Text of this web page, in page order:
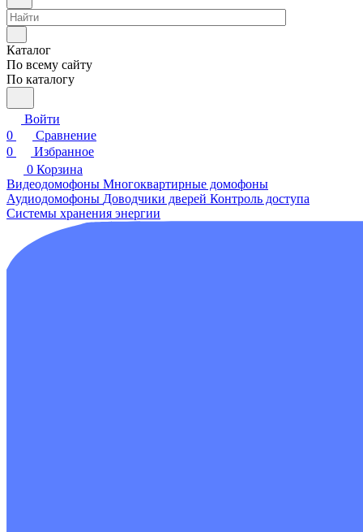
Каталог
По всему сайту
По каталогу
Войти
0
Сравнение
0
Избранное
0 Корзина
Видеодомофоны Многоквартирные домофоны
Аудиодомофоны Доводчики дверей Контроль доступа
Системы хранения энергии